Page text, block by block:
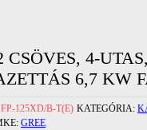
CSÖVES, 4-UTAS,
6,7 KW
FP-125XD/B-T(E) KATEGÓRIA:
GREE